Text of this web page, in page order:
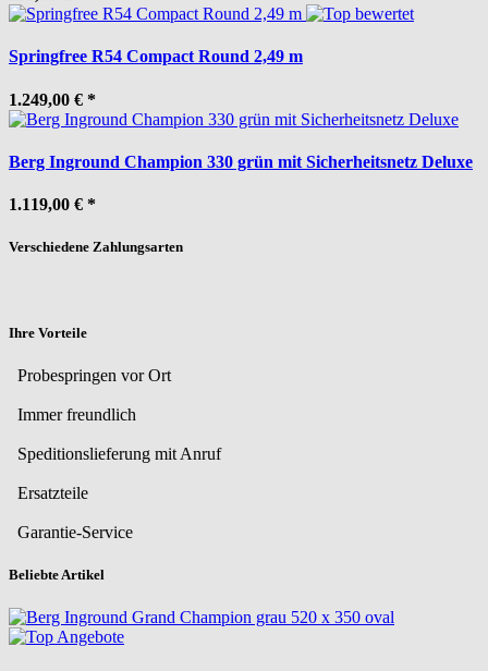
Springfree R54 Compact Round 2,49 m
1.249,00 € *
Berg Inground Champion 330 grün mit Sicherheitsnetz Deluxe
1.119,00 € *
Verschiedene Zahlungsarten
Ihre Vorteile
Probespringen vor Ort
Immer freundlich
Speditionslieferung mit Anruf
Ersatzteile
Garantie-Service
Beliebte Artikel